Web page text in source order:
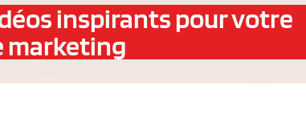
inspirants pour votre
marketing